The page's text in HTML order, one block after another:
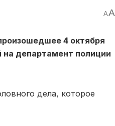
AA
4 октября
на департамент полиции
дела, которое